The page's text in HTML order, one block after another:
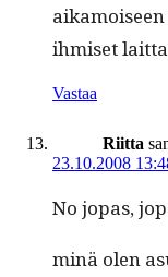
ihmiset
Vastaa
Riitta
23.10.2008
No jopas,
minä olen